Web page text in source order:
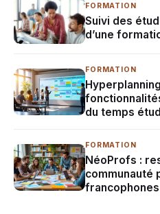
FORMATION
Suivi des
d’une
FORMATION
du temps
FORMATION
NéoProfs :
communauté
francophones